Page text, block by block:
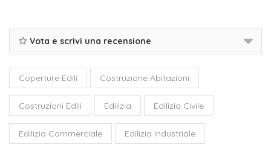
Vota e scrivi una recensione
Coperture Edili Costruzione Abitazioni
Costruzioni Edili Edilizia Edilizia Civile
Edilizia Commerciale Edilizia Industriale